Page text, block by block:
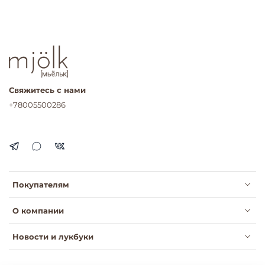
Покупателям
О компании
Новости и лукбуки
Свяжитесь с нами
+78005500286